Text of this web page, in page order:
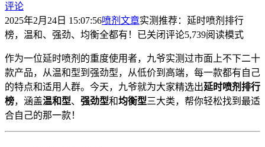
评论
2025年2月24日 15:07:56喷剂文章实测推荐：延时喷剂排行
榜，温和、强劲、均衡全都有！ 已关闭评论5,739阅读模式
作为一位延时喷剂的重度使用者，九爷实测过市面上不下二十
款产品，从温和型到强劲型，从低价到高端，每一款都有自己
的特点和适用人群。今天，九爷就为大家精选出延时喷剂排行
榜，涵盖温和型、 强劲型和均衡型三大类，帮你轻松找到最适
合自己的那一款！